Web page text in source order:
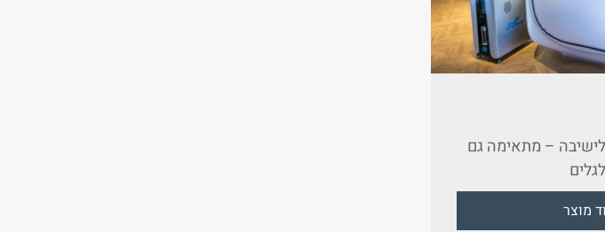
– מתאימה גם
מוצר